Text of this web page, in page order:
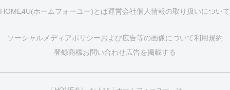
HOME4U(ホームフォーユー)とは運営会社個人情報の取り扱いについて
ソーシャルメディアポリシーおよび広告等の画像について利用規約
登録商標お問い合わせ広告を掲載する